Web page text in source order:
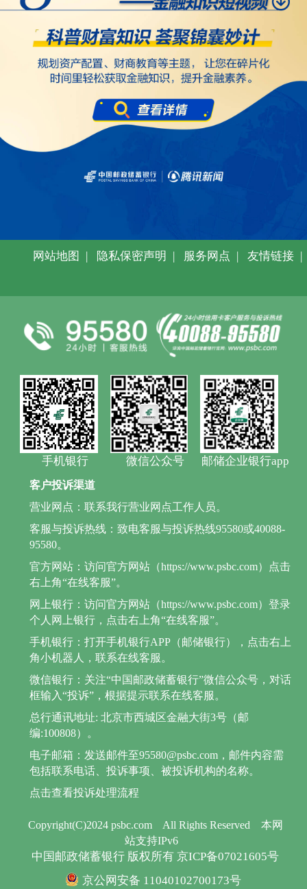
网站地图 | 隐私保密声明 | 服务网点 | 友情链接 |
手机银行 微信公众号 邮储企业银行app
Copyright(C)2024 psbc.com All Rights Reserved
本网
站支持IPv6
中国邮政储蓄银行 版权所有 京ICP备07021605号
京公网安备 11040102700173号
客户投诉渠道
营业网点：联系我行营业网点工作人员。
客服与投诉热线：致电客服与投诉热线95580或40088-
95580。
官方网站：访问官方网站（https://www.psbc.com）点击
右上角“在线客服”。
网上银行：访问官方网站（https://www.psbc.com）登录
个人网上银行，点击右上角“在线客服”。
手机银行：打开手机银行APP（邮储银行），点击右上
角小机器人，联系在线客服。
微信银行：关注“中国邮政储蓄银行”微信公众号，对话
框输入“投诉”，根据提示联系在线客服。
总行通讯地址: 北京市西城区金融大街3号（邮
编:100808）。
电子邮箱：发送邮件至95580@psbc.com，邮件内容需
包括联系电话、投诉事项、被投诉机构的名称。
点击查看投诉处理流程